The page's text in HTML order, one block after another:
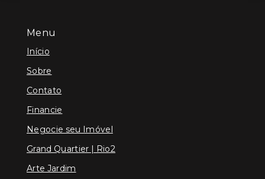
Menu
Início
Sobre
Contato
Financie
Negocie seu Imóvel
Grand Quartier | Rio2
Arte Jardim